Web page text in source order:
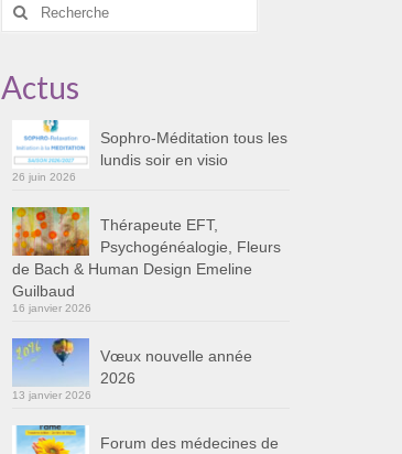
Actus
Sophro-Méditation tous les
lundis soir en visio
26 juin 2026
Thérapeute EFT,
Psychogénéalogie, Fleurs
de Bach & Human Design Emeline
Guilbaud
16 janvier 2026
Vœux nouvelle année
2026
13 janvier 2026
Forum des médecines de